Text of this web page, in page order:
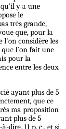
y a une
le
très grande,
que, pour la
considère les
l’on fait une
pour la
entre les deux
ayant plus de 5
que ce
ma proposition
plus de 5
dire, 11 p. c., et si